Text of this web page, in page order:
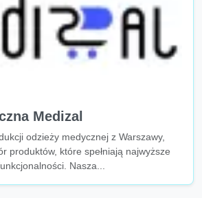
Medizal
odzieży medycznej z Warszawy,
produktów, które spełniają najwyższe
Nasza...